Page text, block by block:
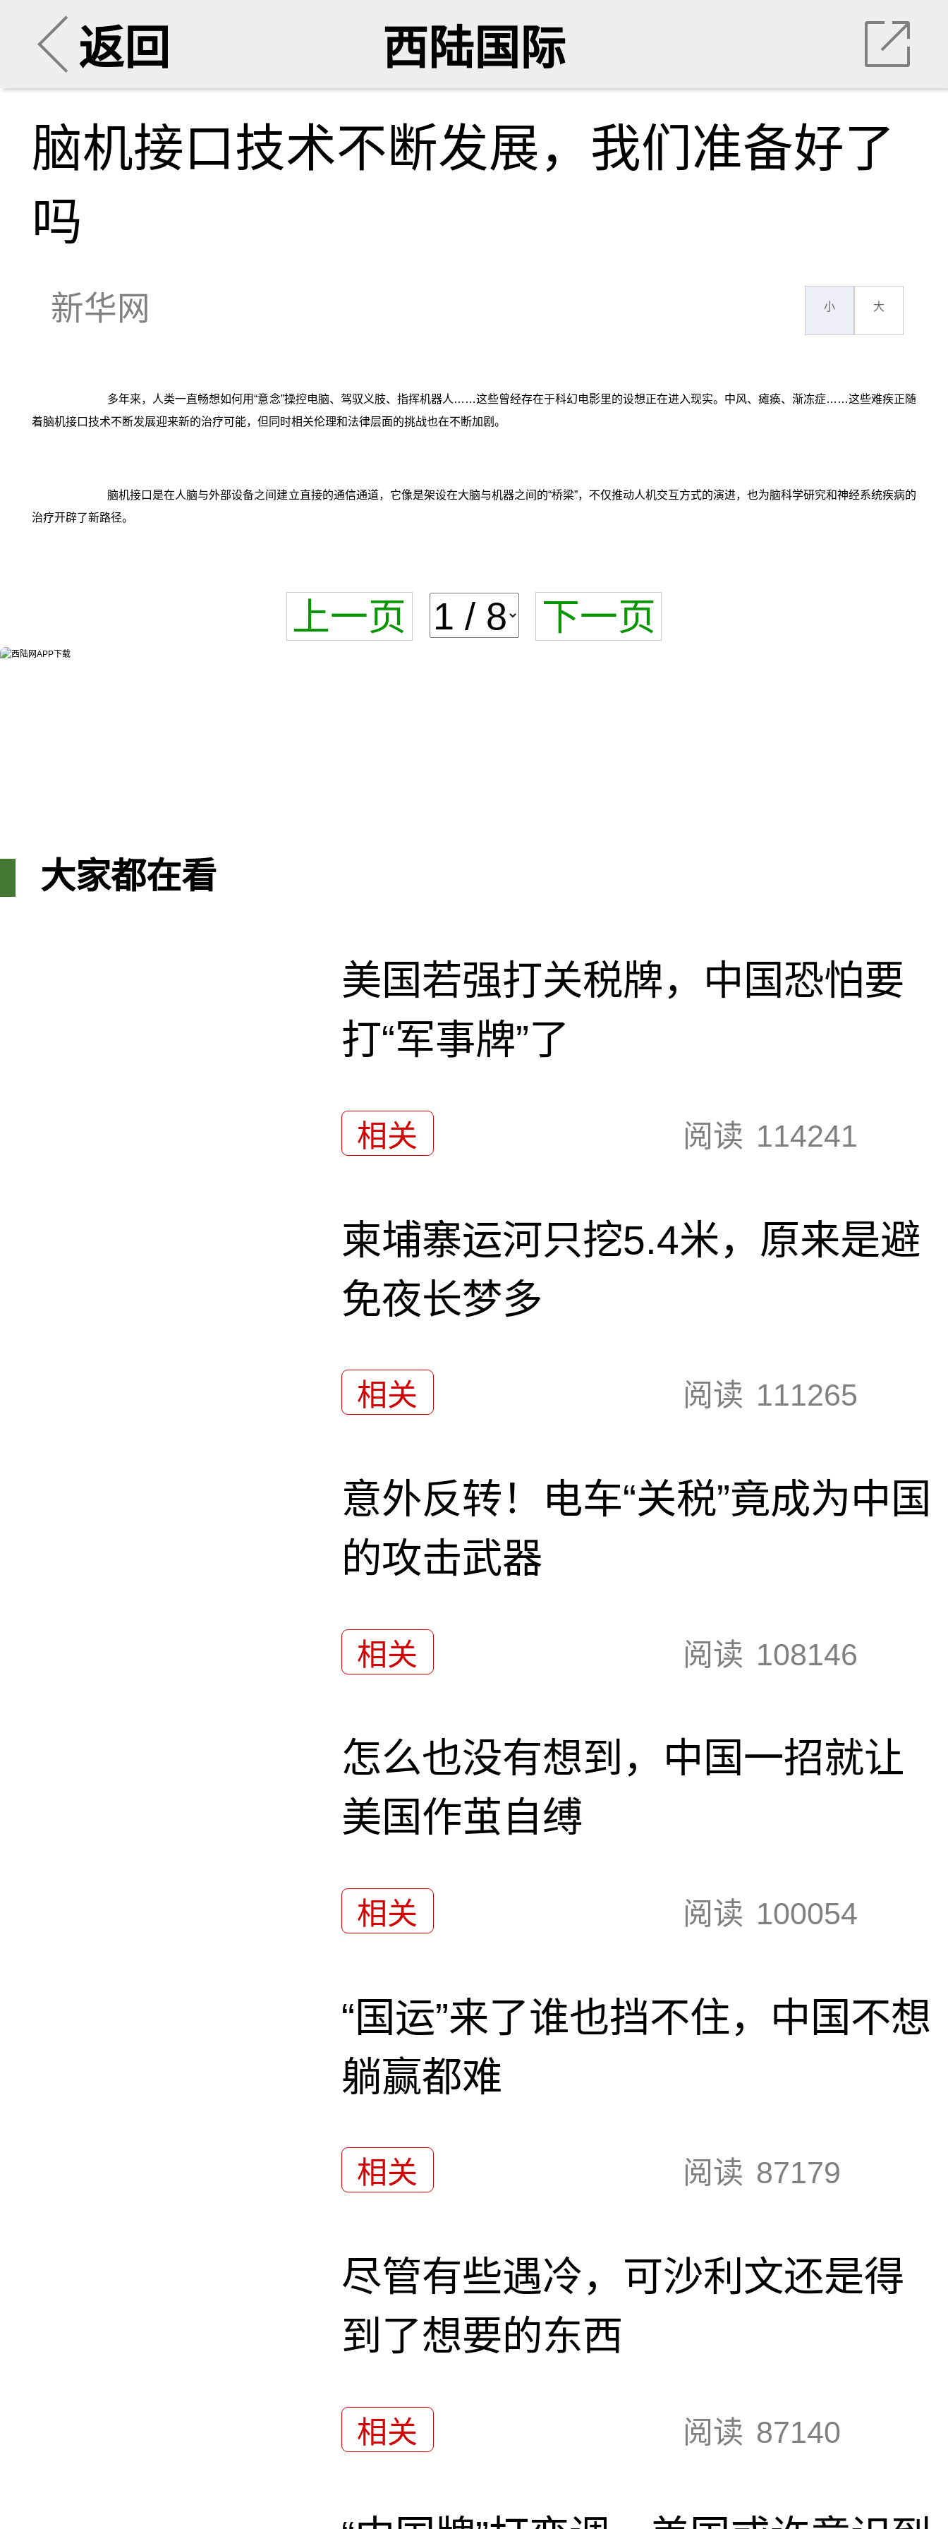
返回 西陆国际
脑机接口技术不断发展，我们准备好了
吗
新华网 小 大
多年来，人类一直畅想如何用“意念”操控电脑、驾驭义肢、指挥机器人……这些曾经存在于科幻电影里的设想正在进入现实。中风、瘫痪、渐冻症……这些难疾正随
着脑机接口技术不断发展迎来新的治疗可能，但同时相关伦理和法律层面的挑战也在不断加剧。
脑机接口是在人脑与外部设备之间建立直接的通信通道，它像是架设在大脑与机器之间的“桥梁”，不仅推动人机交互方式的演进，也为脑科学研究和神经系统疾病的
治疗开辟了新路径。
上一页 下一页
大家都在看
美国若强打关税牌，中国恐怕要
打“军事牌”了
相关 阅读 114241
柬埔寨运河只挖5.4米，原来是避
免夜长梦多
相关 阅读 111265
意外反转！电车“关税”竟成为中国
的攻击武器
相关 阅读 108146
怎么也没有想到，中国一招就让
美国作茧自缚
相关 阅读 100054
“国运”来了谁也挡不住，中国不想
躺赢都难
相关 阅读 87179
尽管有些遇冷，可沙利文还是得
到了想要的东西
相关 阅读 87140